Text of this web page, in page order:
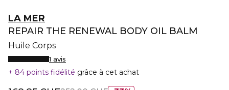
LA MER
REPAIR THE RENEWAL BODY OIL BALM
Huile Corps
1 avis
84 points fidélité grâce à cet achat